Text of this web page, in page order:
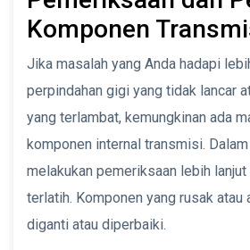
Komponen
Jika masalah yang Anda hadapi
perpindahan gigi yang tidak lancar
yang terlambat, kemungkinan ada
komponen internal transmisi.
melakukan pemeriksaan lebih
terlatih. Komponen yang rusak atau
diganti atau diperbaiki.